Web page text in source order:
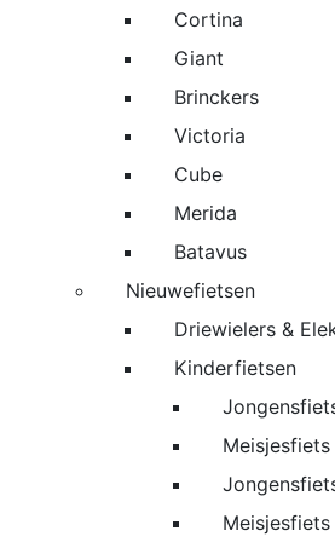
Cortina
Giant
Brinckers
Victoria
Cube
Merida
Batavus
Nieuwefietsen
Driewielers &
Kinderfietsen
Meisjesfiets
Meisjesfiets